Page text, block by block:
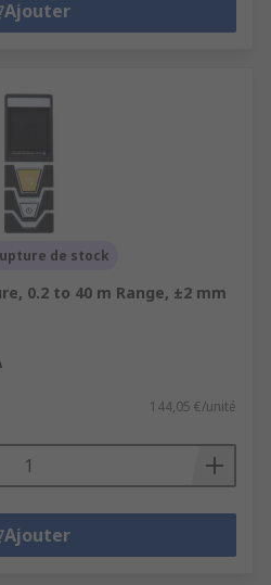
Ajouter
de stock
0.2 to 40 m Range, ±2 mm
144,05 €/unité
Ajouter